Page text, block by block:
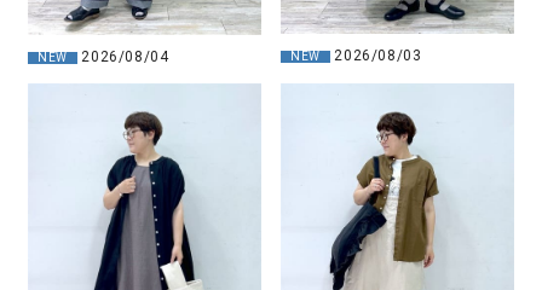
NEW 2026/08/04 NEW 2026/08/03